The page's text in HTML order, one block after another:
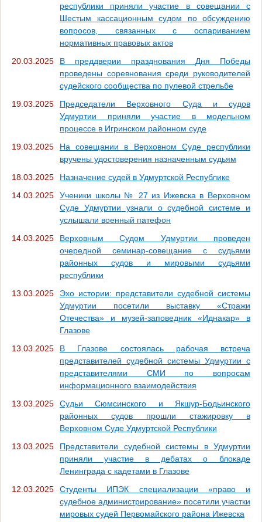
республики приняли участие в совещании с
Шестым кассационным судом по обсуждению
вопросов, связанных с оспариванием
нормативных правовых актов
20.03.2025
В преддверии празднования Дня Победы
проведены соревнования среди руководителей
судейского сообщества по пулевой стрельбе
19.03.2025
Председатели Верховного Суда и судов
Удмуртии приняли участие в модельном
процессе в Игринском районном суде
19.03.2025
На совещании в Верховном Суде республики
вручены удостоверения назначенным судьям
18.03.2025
Назначение судей в Удмуртской Республике
14.03.2025
Ученики школы № 27 из Ижевска в Верховном
Суде Удмуртии узнали о судебной системе и
услышали военный патефон
14.03.2025
Верховным Судом Удмуртии проведен
очередной семинар-совещание с судьями
районных судов и мировыми судьями
республики
13.03.2025
Эхо истории: представители судебной системы
Удмуртии посетили выставку «Стражи
Отечества» и музей-заповедник «Иднакар» в
Глазове
13.03.2025
В Глазове состоялась рабочая встреча
представителей судебной системы Удмуртии с
представителями СМИ по вопросам
информационного взаимодействия
13.03.2025
Судьи Сюмсинского и Якшур-Бодьинского
районных судов прошли стажировку в
Верховном Суде Удмуртской Республики
13.03.2025
Представители судебной системы в Удмуртии
приняли участие в дебатах о блокаде
Ленинграда с кадетами в Глазове
12.03.2025
Студенты ИПЭК специализации «право и
судебное администрирование» посетили участки
мировых судей Первомайского района Ижевска